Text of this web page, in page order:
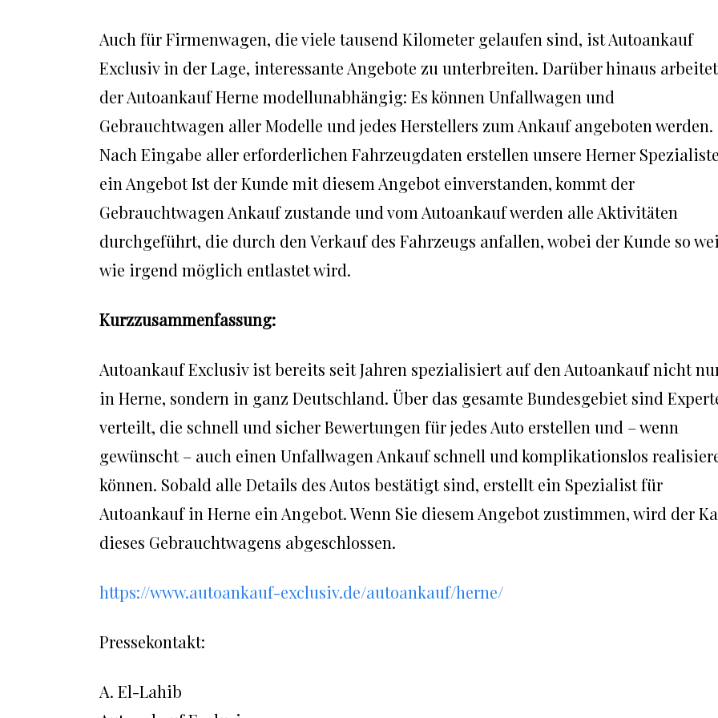
Auch für Firmenwagen, die viele tausend Kilometer gelaufen sind, ist Autoankauf
Exclusiv in der Lage, interessante Angebote zu unterbreiten. Darüber hinaus arbeitet
der Autoankauf Herne modellunabhängig: Es können Unfallwagen und
Gebrauchtwagen aller Modelle und jedes Herstellers zum Ankauf angeboten werden.
Nach Eingabe aller erforderlichen Fahrzeugdaten erstellen unsere Herner
ein Angebot Ist der Kunde mit diesem Angebot einverstanden, kommt der
Gebrauchtwagen Ankauf zustande und vom Autoankauf werden alle Aktivitäten
durchgeführt, die durch den Verkauf des Fahrzeugs anfallen, wobei der Kunde so
wie irgend möglich entlastet wird.
Kurzzusammenfassung:
Autoankauf Exclusiv ist bereits seit Jahren spezialisiert auf den Autoankauf nicht
in Herne, sondern in ganz Deutschland. Über das gesamte Bundesgebiet sind
verteilt, die schnell und sicher Bewertungen für jedes Auto erstellen und – wenn
gewünscht – auch einen Unfallwagen Ankauf schnell und komplikationslos
können. Sobald alle Details des Autos bestätigt sind, erstellt ein Spezialist für
Autoankauf in Herne ein Angebot. Wenn Sie diesem Angebot zustimmen, wird der
dieses Gebrauchtwagens abgeschlossen.
https://www.autoankauf-exclusiv.de/autoankauf/herne/
Pressekontakt:
A. El-Lahib